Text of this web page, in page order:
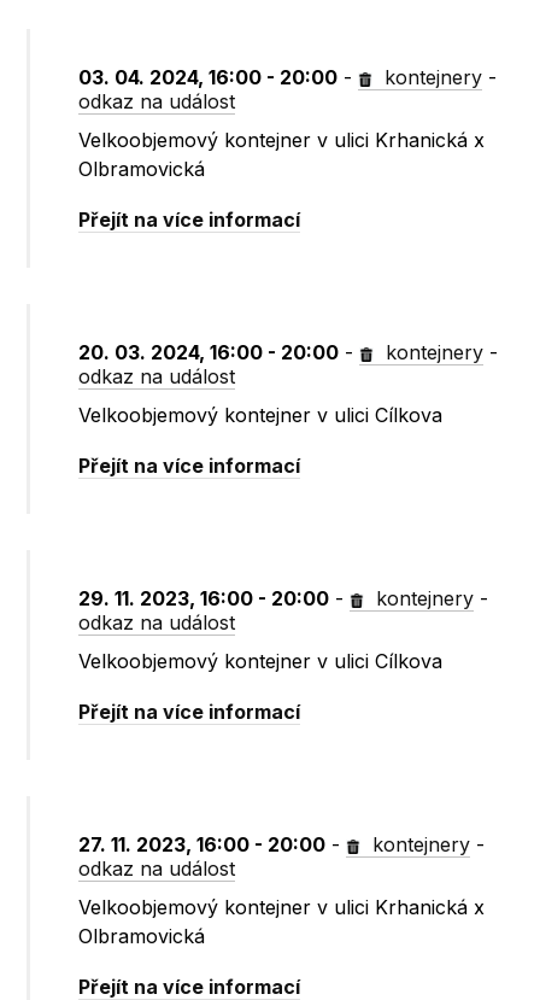
03. 04. 2024, 16:00 - 20:00 - kontejnery -
odkaz na událost
Velkoobjemový kontejner v ulici Krhanická x
Olbramovická
Přejít na více informací
20. 03. 2024, 16:00 - 20:00 - kontejnery -
odkaz na událost
Velkoobjemový kontejner v ulici Cílkova
Přejít na více informací
29. 11. 2023, 16:00 - 20:00 - kontejnery -
odkaz na událost
Velkoobjemový kontejner v ulici Cílkova
Přejít na více informací
27. 11. 2023, 16:00 - 20:00 - kontejnery -
odkaz na událost
Velkoobjemový kontejner v ulici Krhanická x
Olbramovická
Přejít na více informací